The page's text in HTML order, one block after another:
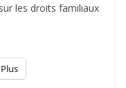
les droits familiaux
Plus